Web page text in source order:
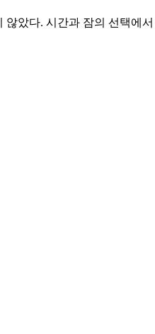
않았다. 시간과 잠의 선택에서